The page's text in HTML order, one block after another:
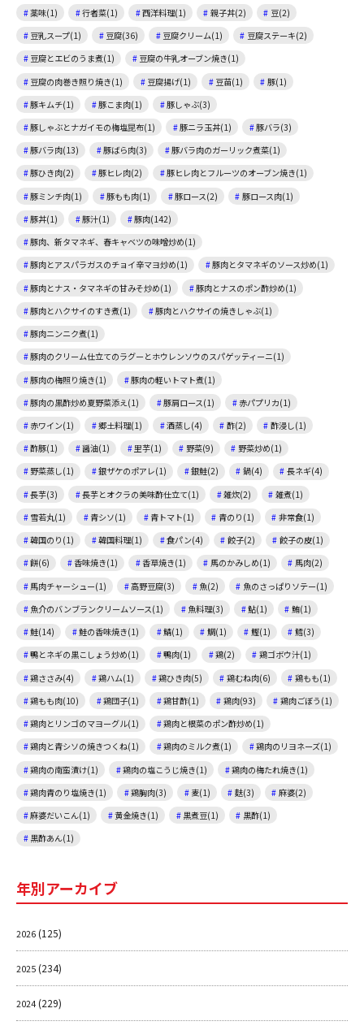
薬味(1)
行者菜(1) 西洋料理(1) 親子丼(2)
豆(2)
豆乳スープ(1)
豆腐(36) 豆腐クリーム(1)
豆腐ステーキ(2)
豆腐とエビのうま煮(1)
豆腐の牛乳オーブン焼き(1)
豆腐の肉巻き照り焼き(1)
豆腐揚げ(1) 豆苗(1)
豚(1)
豚キムチ(1)
豚こま肉(1)
豚しゃぶ(3)
豚しゃぶとナガイモの梅塩昆布(1)
豚ニラ玉丼(1)
豚バラ(3)
豚バラ肉(13)
豚ばら肉(3)
豚バラ肉のガーリック煮菜(1)
豚ひき肉(2)
豚ヒレ肉(2)
豚ヒレ肉とフルーツのオーブン焼き(1)
豚ミンチ肉(1)
豚もも肉(1) 豚ロース(2)
豚ロース肉(1)
豚丼(1)
豚汁(1)
豚肉(142)
豚肉、新タマネギ、春キャベツの味噌炒め(1)
豚肉とアスパラガスのチョイ辛マヨ炒め(1)
豚肉とタマネギのソース炒め(1)
豚肉とナス・タマネギの甘みそ炒め(1)
豚肉とナスのポン酢炒め(1)
豚肉とハクサイのすき煮(1)
豚肉とハクサイの焼きしゃぶ(1)
豚肉ニンニク煮(1)
豚肉のクリーム仕立てのラグーとホウレンソウのスパゲッティーニ(1)
豚肉の梅照り焼き(1)
豚肉の軽いトマト煮(1)
豚肉の黒酢炒め夏野菜添え(1)
豚肩ロース(1)
赤パプリカ(1)
赤ワイン(1)
郷土料理(1) 酒蒸し(4) 酢(2)
酢浸し(1)
酢豚(1)
醤油(1) 里芋(1) 野菜(9)
野菜炒め(1)
野菜蒸し(1)
銀ザケのポアレ(1) 銀鮭(2) 鍋(4)
長ネギ(4)
長芋(3)
長芋とオクラの美味酢仕立て(1) 雑炊(2)
雑煮(1)
雪若丸(1)
青シソ(1) 青トマト(1) 青のり(1)
非常食(1)
韓国のり(1)
韓国料理(1) 食パン(4) 餃子(2)
餃子の皮(1)
餅(6)
香味焼き(1) 香草焼き(1) 馬のかみしめ(1)
馬肉(2)
馬肉チャーシュー(1)
高野豆腐(3) 魚(2)
魚のさっぱりソテー(1)
魚介のバンブランクリームソース(1)
魚料理(3) 鮎(1)
鮪(1)
鮭(14)
鮭の香味焼き(1) 鯖(1) 鯛(1) 鰹(1)
鱈(3)
鴨とネギの黒こしょう炒め(1)
鴨肉(1) 鶏(2)
鶏ゴボウ汁(1)
鶏ささみ(4)
鶏ハム(1) 鶏ひき肉(5) 鶏むね肉(6)
鶏もも(1)
鶏もも肉(10)
鶏団子(1) 鶏甘酢(1) 鶏肉(93)
鶏肉ごぼう(1)
鶏肉とリンゴのマヨーグル(1)
鶏肉と根菜のポン酢炒め(1)
鶏肉と青シソの焼きつくね(1)
鶏肉のミルク煮(1)
鶏肉のリヨネーズ(1)
鶏肉の南蛮漬け(1)
鶏肉の塩こうじ焼き(1)
鶏肉の梅たれ焼き(1)
鶏肉青のり塩焼き(1)
鶏胸肉(3) 麦(1) 麩(3)
麻婆(2)
麻婆だいこん(1)
黄金焼き(1) 黒煮豆(1)
黒酢(1)
黒酢あん(1)
年別アーカイブ
2026(125)
2025(234)
2024(229)